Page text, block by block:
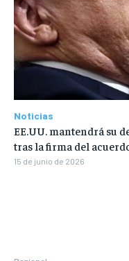
Noticias
EE.UU. mantendrá su
tras la firma del
15 de junio de 2026